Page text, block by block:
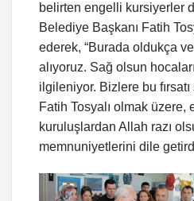
belirten engelli kursiyerler
Belediye Başkanı Fatih
ederek, “Burada oldukça
alıyoruz. Sağ olsun
ilgileniyor. Bizlere bu
Fatih Tosyalı olmak üzere,
kuruluşlardan Allah razı
memnuniyetlerini dile